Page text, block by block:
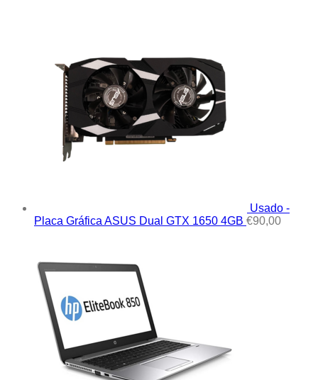
Usado -
Placa Gráfica ASUS Dual GTX 1650 4GB €90,00